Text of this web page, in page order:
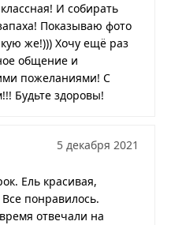
И собирать
Показываю фото
же!))) Хочу ещё раз
общение и
пожеланиями! С
Будьте здоровы!
5 декабря 2021
Ель красивая,
понравилось.
отвечали на